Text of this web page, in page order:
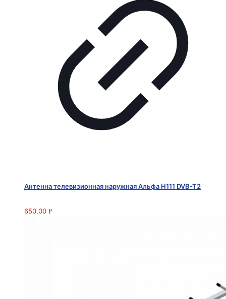
Антенна телевизионная наружная Альфа H111 DVB-T2
650,00 Р